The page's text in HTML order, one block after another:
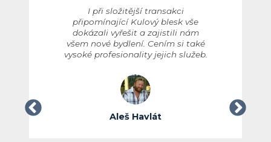
I při složitější transakci
připomínající Kulový blesk vše
dokázali vyřešit a zajistili nám
všem nové bydlení. Cením si také
vysoké profesionality jejich služeb.
Aleš Havlát